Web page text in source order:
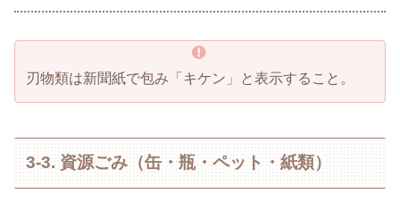
刃物類は新聞紙で包み「キケン」と表示すること。
3-3. 資源ごみ（缶・瓶・ペット・紙類）